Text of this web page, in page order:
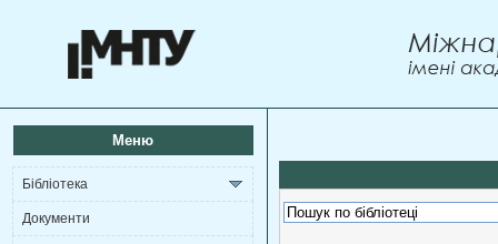
Меню
Бібліотека
Документи